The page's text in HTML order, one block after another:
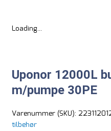
Loading...
Uponor 12000L
m/pumpe 30PE
Varenummer (SKU):
tilbehør